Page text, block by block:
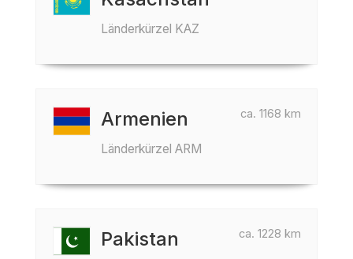
Länderkürzel KAZ
ca. 1168 km
Armenien
Länderkürzel ARM
ca. 1228 km
Pakistan